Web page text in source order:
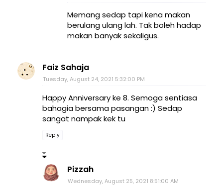
Memang sedap tapi kena makan
berulang ulang lah. Tak boleh hadap
makan banyak sekaligus.
Faiz Sahaja
Tuesday, August 24, 2021 5:32:00 PM
Happy Anniversary ke 8. Semoga sentiasa
bahagia bersama pasangan :) Sedap
sangat nampak kek tu
Reply
Pizzah
Wednesday, August 25, 2021 8:51:00 AM